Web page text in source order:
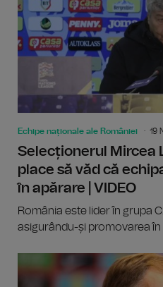
Echipe naționale ale României 19
Selecționerul Mircea
place să văd că
în apărare | VIDEO
România este lider în grupa
asigurându-și promovarea în